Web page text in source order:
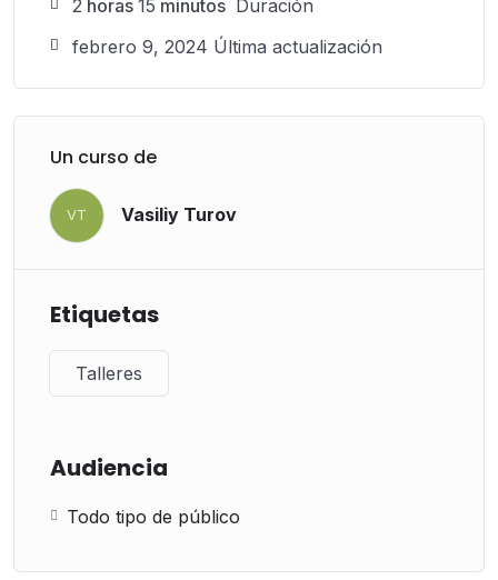
2 horas 15 minutos Duración
febrero 9, 2024 Última actualización
Un curso de
VT Vasiliy Turov
Etiquetas
Talleres
Audiencia
Todo tipo de público